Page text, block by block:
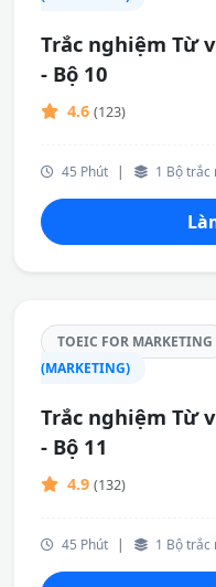
Trắc nghiệm Từ
- Bộ 10
4.6 (123)
45 Phút | 1 Bộ trắc
TOEIC FOR MARKETING
(MARKETING)
Trắc nghiệm Từ
- Bộ 11
4.9 (132)
45 Phút | 1 Bộ trắc